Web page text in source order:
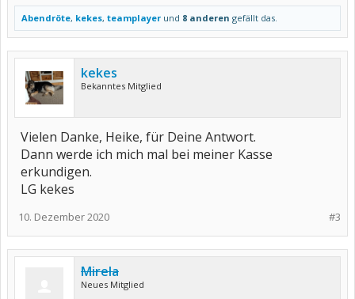
Abendröte, kekes, teamplayer und 8 anderen gefällt das.
kekes
Bekanntes Mitglied
Vielen Danke, Heike, für Deine Antwort.
Dann werde ich mich mal bei meiner Kasse
erkundigen.
LG kekes
#3
10. Dezember 2020
Mirela
Neues Mitglied